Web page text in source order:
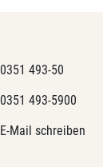
0351 493-50
0351 493-5900
E-Mail schreiben